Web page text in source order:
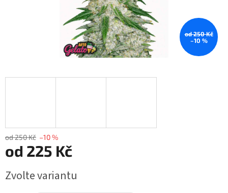
od 250 Kč
–10 %
od 250 Kč –10 %
od 225 Kč
cena:
Zvolte variantu